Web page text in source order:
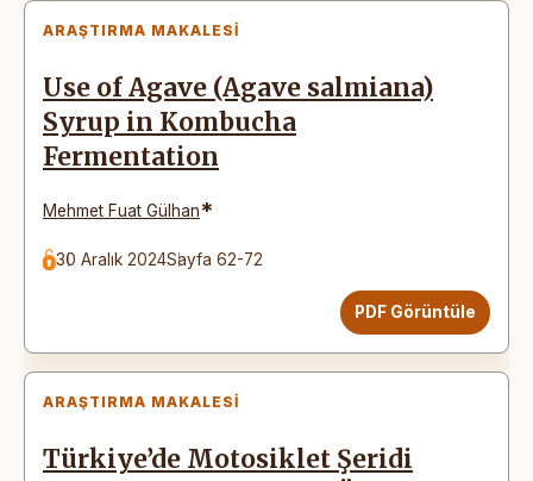
ARAŞTIRMA MAKALESI
Use of Agave (Agave salmiana)
Syrup in Kombucha
Fermentation
Mehmet Fuat Gülhan*
30 Aralık 2024Sayfa 62-72
PDF Görüntüle
ARAŞTIRMA MAKALESI
Türkiye’de Motosiklet Şeridi